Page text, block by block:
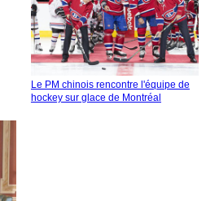
Le PM chinois rencontre l'équipe de
hockey sur glace de Montréal